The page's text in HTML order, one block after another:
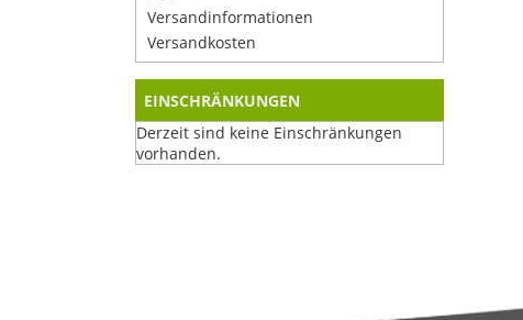
Versandinformationen
Versandkosten
EINSCHRÄNKUNGEN
Derzeit sind keine Einschränkungen
vorhanden.